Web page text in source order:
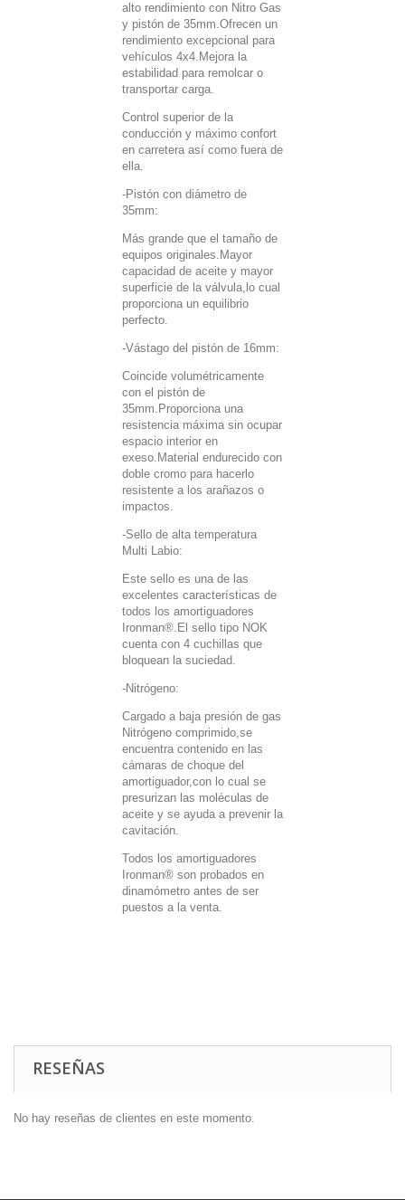
alto rendimiento con Nitro Gas
y pistón de 35mm.Ofrecen un
rendimiento excepcional para
vehículos 4x4.Mejora la
estabilidad para remolcar o
transportar carga.
Control superior de la
conducción y máximo confort
en carretera así como fuera de
ella.
-Pistón con diámetro de
35mm:
Más grande que el tamaño de
equipos originales.Mayor
capacidad de aceite y mayor
superficie de la válvula,lo cual
proporciona un equilibrio
perfecto.
-Vástago del pistón de 16mm:
Coincide volumétricamente
con el pistón de
35mm.Proporciona una
resistencia máxima sin ocupar
espacio interior en
exeso.Material endurecido con
doble cromo para hacerlo
resistente a los arañazos o
impactos.
-Sello de alta temperatura
Multi Labio:
Este sello es una de las
excelentes características de
todos los amortiguadores
Ironman®.El sello tipo NOK
cuenta con 4 cuchillas que
bloquean la suciedad.
-Nitrógeno:
Cargado a baja presión de gas
Nitrógeno comprimido,se
encuentra contenido en las
cámaras de choque del
amortiguador,con lo cual se
presurizan las moléculas de
aceite y se ayuda a prevenir la
cavitación.
Todos los amortiguadores
Ironman® son probados en
dinamómetro antes de ser
puestos a la venta.
RESEÑAS
No hay reseñas de clientes en este momento.